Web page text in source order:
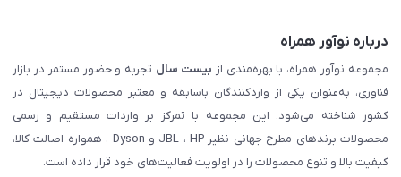
درباره نوآور همراه
مجموعه نوآور همراه، با بهره‌مندی از بیست سال تجربه و حضور مستمر در بازار
فناوری، به‌عنوان یکی از واردکنندگان باسابقه و معتبر محصولات دیجیتال در
کشور شناخته می‌شود. این مجموعه با تمرکز بر واردات مستقیم و رسمی
محصولات برندهای مطرح جهانی نظیر JBL ، HP و Dyson ، همواره اصالت کالا،
کیفیت بالا و تنوع محصولات را در اولویت فعالیت‌های خود قرار داده است.